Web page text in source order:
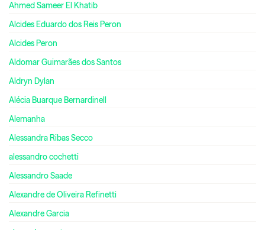
Ahmed Sameer El Khatib
Alcides Eduardo dos Reis Peron
Alcides Peron
Aldomar Guimarães dos Santos
Aldryn Dylan
Alécia Buarque Bernardinell
Alemanha
Alessandra Ribas Secco
alessandro cochetti
Alessandro Saade
Alexandre de Oliveira Refinetti
Alexandre Garcia